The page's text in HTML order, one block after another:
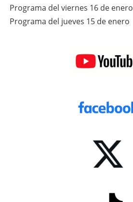
Programa del viernes 16 de enero
Programa del jueves 15 de enero